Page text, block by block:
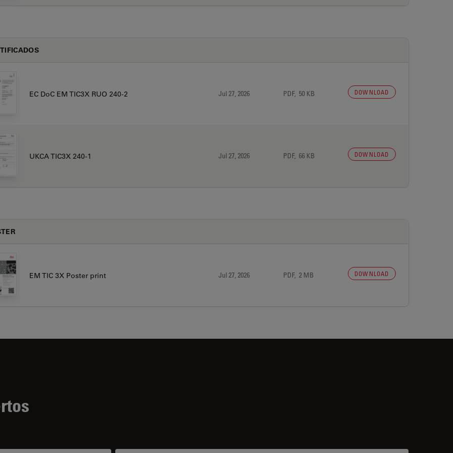
EC DoC EM TIC3X RUO 240-2 Jul 27, 2026 PDF, 50 KB DOWNLOAD
UKCA TIC3X 240-1 Jul 27, 2026 PDF, 66 KB DOWNLOAD
EM TIC 3X Poster print Jul 27, 2026 PDF, 2 MB DOWNLOAD